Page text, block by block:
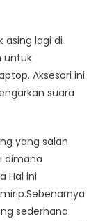
asing lagi di
untuk
Aksesori ini
suara
yang salah
dimana
Hal ini
sederhana